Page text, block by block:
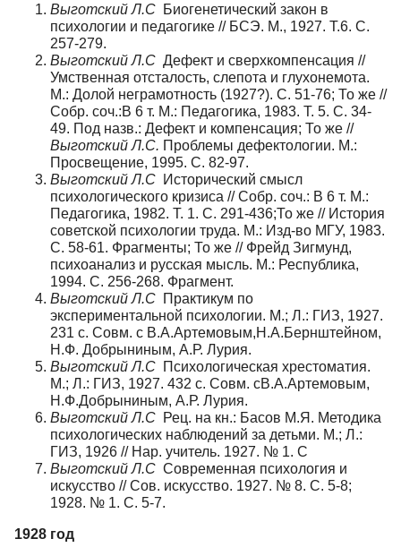
Выготский Л.С Биогенетический закон в
психологии и педагогике // БСЭ. М., 1927. Т.6. С.
257-279.
Выготский Л.С Дефект и сверхкомпенсация //
Умственная отсталость, слепота и глухонемота.
М.: Долой неграмотность (1927?). С. 51-76; То же //
Собр. соч.:В 6 т. М.: Педагогика, 1983. Т. 5. С. 34-
49. Под назв.: Дефект и компенсация; То же //
Выготский Л.С. Проблемы дефектологии. М.:
Просвещение, 1995. С. 82-97.
Выготский Л.С Исторический смысл
психологического кризиса // Собр. соч.: В 6 т. М.:
Педагогика, 1982. Т. 1. С. 291-436;То же // История
советской психологии труда. М.: Изд-во МГУ, 1983.
С. 58-61. Фрагменты; То же // Фрейд Зигмунд,
психоанализ и русская мысль. М.: Республика,
1994. С. 256-268. Фрагмент.
Выготский Л.С Практикум по
экспериментальной психологии. М.; Л.: ГИЗ, 1927.
231 с. Совм. с В.А.Артемовым,Н.А.Бернштейном,
Н.Ф. Добрыниным, А.Р. Лурия.
Выготский Л.С Психологическая хрестоматия.
М.; Л.: ГИЗ, 1927. 432 с. Совм. сВ.А.Артемовым,
Н.Ф.Добрыниным, А.Р. Лурия.
Выготский Л.С Рец. на кн.: Басов М.Я. Методика
психологических наблюдений за детьми. М.; Л.:
ГИЗ, 1926 // Нар. учитель. 1927. № 1. С
Выготский Л.С Современная психология и
искусство // Сов. искусство. 1927. № 8. С. 5-8;
1928. № 1. С. 5-7.
1928 год